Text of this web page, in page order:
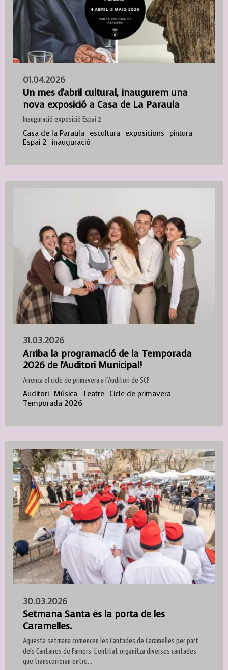
01.04.2026
Un mes d'abril cultural, inaugurem una
nova exposició a Casa de La Paraula
Inauguració exposició Espai 2
Casa de la Paraula escultura exposicions pintura
Espai 2
inauguració
31.03.2026
Arriba la programació de la Temporada
2026 de l'Auditori Municipal!
Arrenca el cicle de primavera a l'Auditori de SCF
Auditori Música Teatre Cicle de primavera
Temporada 2026
30.03.2026
Setmana Santa és la porta de les
Caramelles.
Aquesta setmana comencen les Cantades de Caramelles per part
dels Cantaires de Farners. L'entitat organitza diverses cantades
que transcorreran entre...